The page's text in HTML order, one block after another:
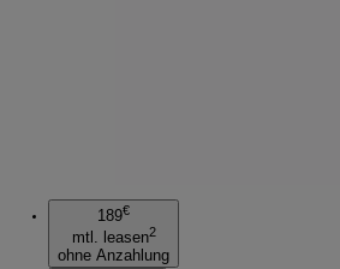
189€
mtl. leasen2
ohne Anzahlung